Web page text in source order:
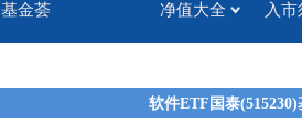
基金荟 净值大全 入市
软件ETF国泰